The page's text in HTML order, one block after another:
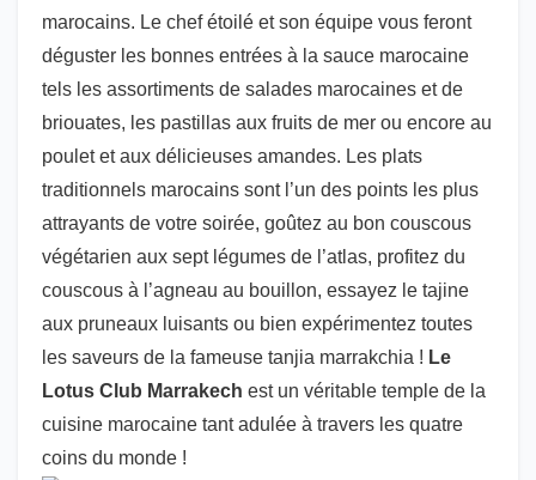
marocains. Le chef étoilé et son équipe vous feront
déguster les bonnes entrées à la sauce marocaine
tels les assortiments de salades marocaines et de
briouates, les pastillas aux fruits de mer ou encore au
poulet et aux délicieuses amandes. Les plats
traditionnels marocains sont l’un des points les plus
attrayants de votre soirée, goûtez au bon couscous
végétarien aux sept légumes de l’atlas, profitez du
couscous à l’agneau au bouillon, essayez le tajine
aux pruneaux luisants ou bien expérimentez toutes
les saveurs de la fameuse tanjia marrakchia ! Le
Lotus Club Marrakech est un véritable temple de la
cuisine marocaine tant adulée à travers les quatre
coins du monde !